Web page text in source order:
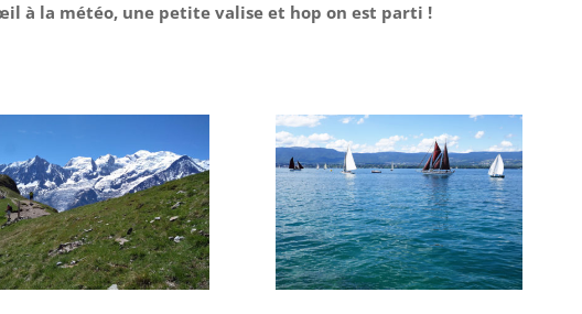
à la météo, une petite valise et hop on est parti !